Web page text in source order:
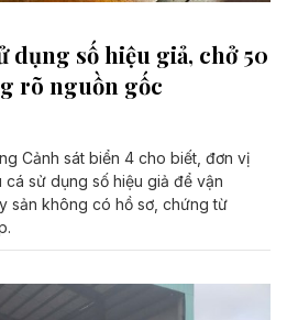
dụng số hiệu giả, chở 50
rõ nguồn gốc
Cảnh sát biển 4 cho biết, đơn vị
sử dụng số hiệu giả để vận
sản không có hồ sơ, chứng từ